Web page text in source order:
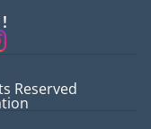
Reserved